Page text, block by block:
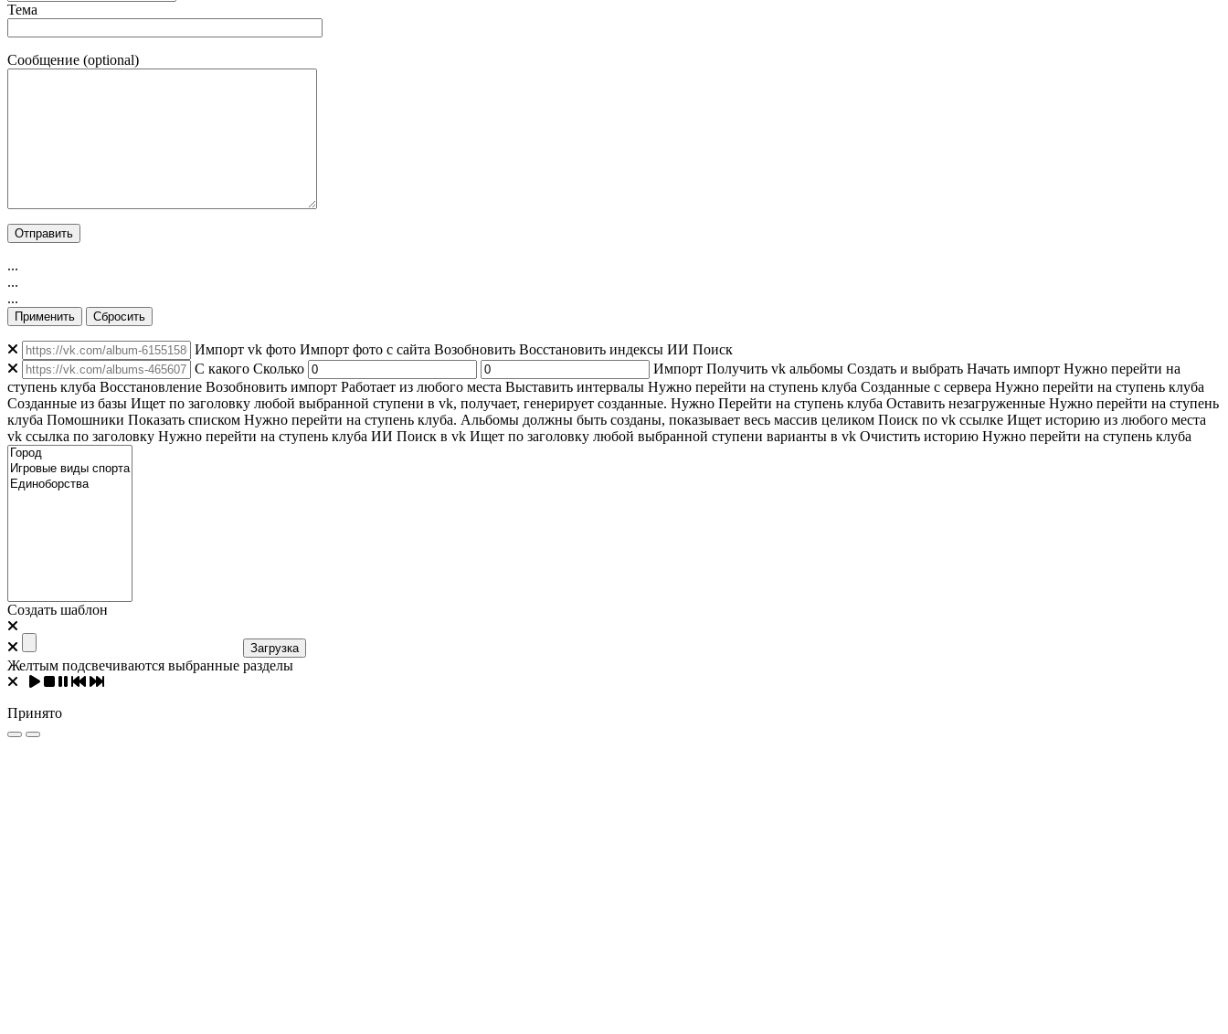
Тема
Сообщение (optional)
...
...
...
Применить Сбросить
Импорт vk фото Импорт фото с сайта Возобновить Восстановить индексы ИИ Поиск
C какого Сколько Импорт Получить vk альбомы Создать и выбрать Начать импорт Нужно перейти на
ступень клуба Восстановление Возобновить импорт Работает из любого места Выставить интервалы Нужно перейти на ступень клуба Созданные с сервера Нужно перейти на ступень клуба
Созданные из базы Ищет по заголовку любой выбранной ступени в vk, получает, генерирует созданные. Нужно Перейти на ступень клуба Оставить незагруженные Нужно перейти на ступень
клуба Помошники Показать списком Нужно перейти на ступень клуба. Альбомы должны быть созданы, показывает весь массив целиком Поиск по vk ссылке Ищет историю из любого места
vk ссылка по заголовку Нужно перейти на ступень клуба ИИ Поиск в vk Ищет по заголовку любой выбранной ступени варианты в vk Очистить историю Нужно перейти на ступень клуба
Создать шаблон
Загрузка
Желтым подсвечиваются выбранные разделы
Принято